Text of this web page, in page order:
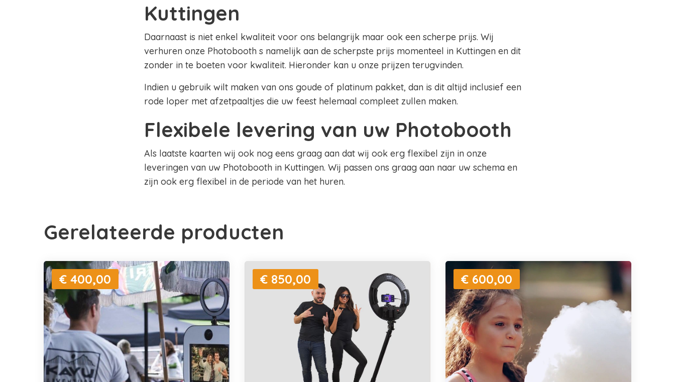
Kuttingen
Daarnaast is niet enkel kwaliteit voor ons belangrijk maar ook een scherpe prijs. Wij
verhuren onze Photobooth s namelijk aan de scherpste prijs momenteel in Kuttingen en dit
zonder in te boeten voor kwaliteit. Hieronder kan u onze prijzen terugvinden.
Indien u gebruik wilt maken van ons goude of platinum pakket, dan is dit altijd inclusief een
rode loper met afzetpaaltjes die uw feest helemaal compleet zullen maken.
Flexibele levering van uw Photobooth
Als laatste kaarten wij ook nog eens graag aan dat wij ook erg flexibel zijn in onze
leveringen van uw Photobooth in Kuttingen. Wij passen ons graag aan naar uw schema en
zijn ook erg flexibel in de periode van het huren.
Gerelateerde producten
€ 400,00 € 850,00 € 600,00